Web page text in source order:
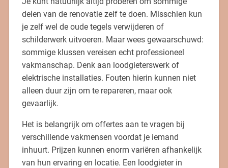
delen van de renovatie zelf te doen. Misschien kun
je zelf wel de oude tegels verwijderen of
schilderwerk uitvoeren. Maar wees gewaarschuwd:
sommige klussen vereisen echt professioneel
vakmanschap. Denk aan loodgieterswerk of
elektrische installaties. Fouten hierin kunnen niet
alleen duur zijn om te repareren, maar ook
gevaarlijk.
Het is belangrijk om offertes aan te vragen bij
verschillende vakmensen voordat je iemand
inhuurt. Prijzen kunnen enorm variëren afhankelijk
van hun ervaring en locatie. Een loodgieter in